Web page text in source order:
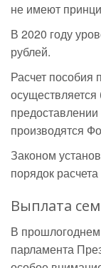
не имеют
В 2020 году
рублей.
Расчет пособия
производятся
Законом
порядок
Выплата
В
парламента